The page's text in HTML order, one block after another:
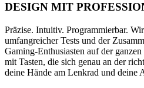
DESIGN MIT
Präzise. Intuitiv. Programmierbar.
umfangreicher Tests und der
Gaming-Enthusiasten auf der
mit Tasten, die sich genau an der
deine Hände am Lenkrad und deine